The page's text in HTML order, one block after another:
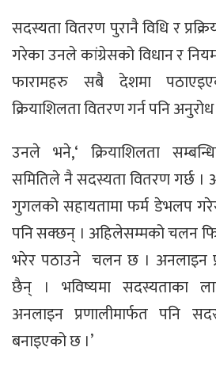
सदस्यता वितरण पुरानै विधि र
गरेका उनले कांग्रेसको विधान र
फारामहरु सबै देशमा
क्रियाशिलता वितरण गर्न पनि
उनले भने,‘ क्रियाशिलता
समितिले नै सदस्यता वितरण गर्छ ।
गुगलको सहायतामा फर्म डेभलप
पनि सक्छन् । अहिलेसम्मको चलन
भरेर पठाउने चलन छ । अनलाइन
छैन् । भविष्यमा सदस्यताका
अनलाइन प्रणालीमार्फत पनि
बनाइएको छ ।’